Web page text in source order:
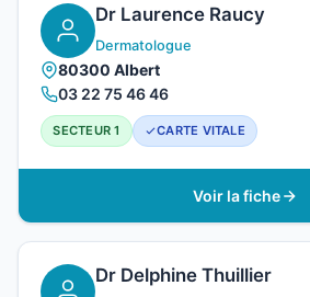
Dr Laurence Raucy
Dermatologue
80300 Albert
03 22 75 46 46
SECTEUR 1 CARTE VITALE
Voir la fiche
Dr Delphine Thuillier